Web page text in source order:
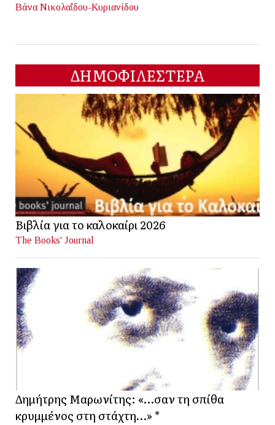
Βάνα Νικολαΐδου-Κυριανίδου
ΔΗΜΟΦΙΛΕΣΤΕΡΑ
Βιβλία για το καλοκαίρι 2026
The Books' Journal
Δημήτρης Μαρωνίτης: «…σαν τη σπίθα
κρυμμένος στη στάχτη…» *